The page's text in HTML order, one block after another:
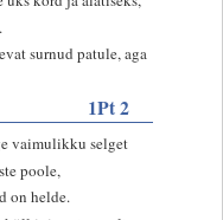
surnud patule, aga
1Pt 2
vaimulikku selget
poole,
on helde.